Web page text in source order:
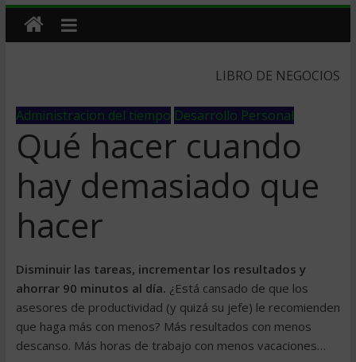
LIBRO DE NEGOCIOS
Administracion del tiempo Desarrollo Personal
Qué hacer cuando
hay demasiado que
hacer
Disminuir las tareas, incrementar los resultados y
ahorrar 90 minutos al día. ¿Está cansado de que los
asesores de productividad (y quizá su jefe) le recomienden
que haga más con menos? Más resultados con menos
descanso. Más horas de trabajo con menos vacaciones…